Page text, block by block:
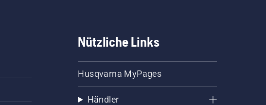
Nützliche Links
Husqvarna MyPages
Händler